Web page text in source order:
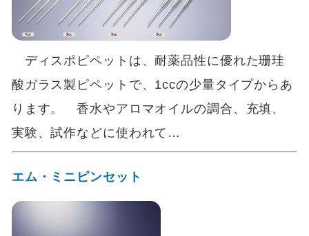
ディスポピペットは、耐薬品性に優れた珊珪
酸ガラス製ピペットで、1ccの少量タイプからあ
ります。 香水やアロマオイルの調合、充填、
実験、試作などに使われて…
エム・ミニピンセット